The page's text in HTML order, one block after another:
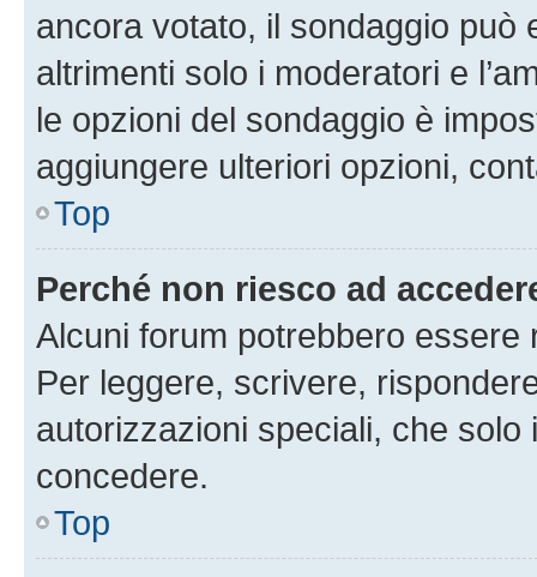
ancora votato, il sondaggio può
altrimenti solo i moderatori e
le opzioni del sondaggio è
aggiungere ulteriori opzioni,
Top
Perché non riesco ad
Alcuni forum potrebbero
Per leggere, scrivere,
autorizzazioni speciali, che solo
concedere.
Top